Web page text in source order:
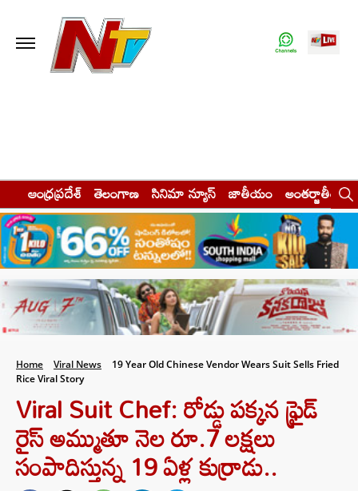
ఆంధ్రప్రదేశ్ తెలంగాణ సినిమా న్యూస్ జాతీయం అంతర్జాతీయం
Home Viral News
19 Year Old Chinese Vendor Wears Suit Sells Fried
Rice Viral Story
Viral Suit Chef: రోడ్డు పక్కన ఫ్రైడ్
రైస్ అమ్ముతూ నెల రూ.7 లక్షలు
సంపాదిస్తున్న 19 ఏళ్ల కుర్రాడు..